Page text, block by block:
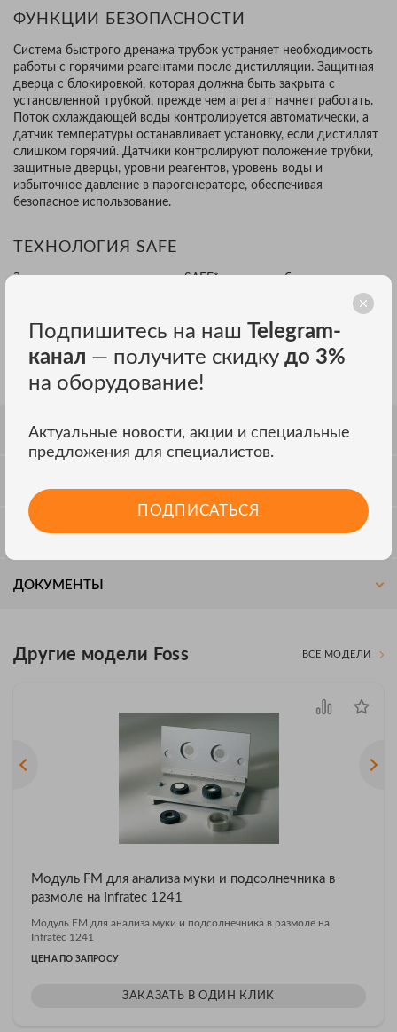
ФУНКЦИИ БЕЗОПАСНОСТИ
Система быстрого дренажа трубок устраняет необходимость
работы с горячими реагентами после дистилляции. Защитная
дверца с блокировкой, которая должна быть закрыта с
установленной трубкой, прежде чем агрегат начнет работать.
Поток охлаждающей воды контролируется автоматически, а
датчик температуры останавливает установку, если дистиллят
слишком горячий. Датчики контролируют положение трубки,
защитные дверцы, уровни реагентов, уровень воды и
избыточное давление в парогенераторе, обеспечивая
безопасное использование.
ТЕХНОЛОГИЯ SAFE
Запатентованная технология SAFE* повышает безопасность за
реакцию между щелочью и кислотой во время дистилляции и
устраняя необходимость предварительного разбавления
*Добавление пара для уравновешивания
СПЕЦИФИКАЦИЯ
ОБСУЖДЕНИЕ
ДОКУМЕНТЫ
Другие модели Foss ВСЕ МОДЕЛИ
Модуль FM для анализа муки и подсолнечника в
размоле на Infratec 1241
Модуль FM для анализа муки и подсолнечника в размоле на
Infratec 1241
ЦЕНА ПО ЗАПРОСУ
ЗАКАЗАТЬ В ОДИН КЛИК
Подпишитесь на наш Telegram-
канал — получите скидку до 3%
на оборудование!
Актуальные новости, акции и специальные
предложения для специалистов.
ПОДПИСАТЬСЯ